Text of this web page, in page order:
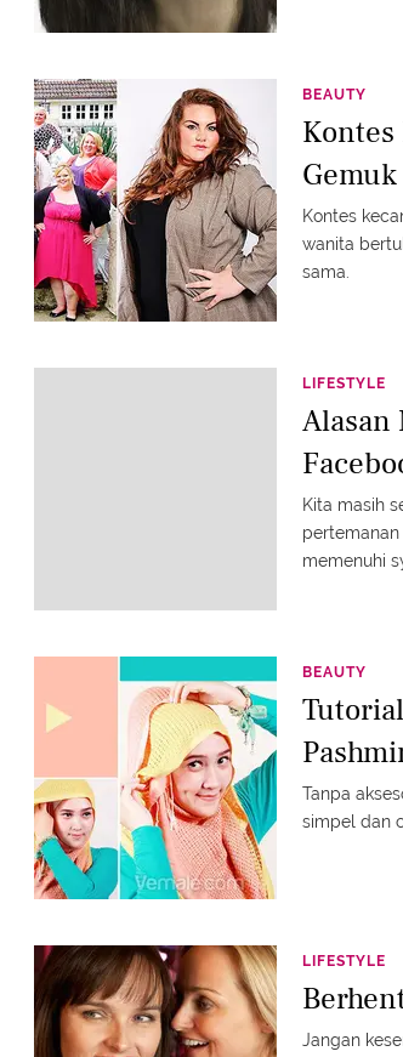
BEAUTY
Kontes
wanita
sama.
LIFESTYLE
Alasan
Kita masih
memenuhi
BEAUTY
Tanpa
simpel dan
LIFESTYLE
Jangan